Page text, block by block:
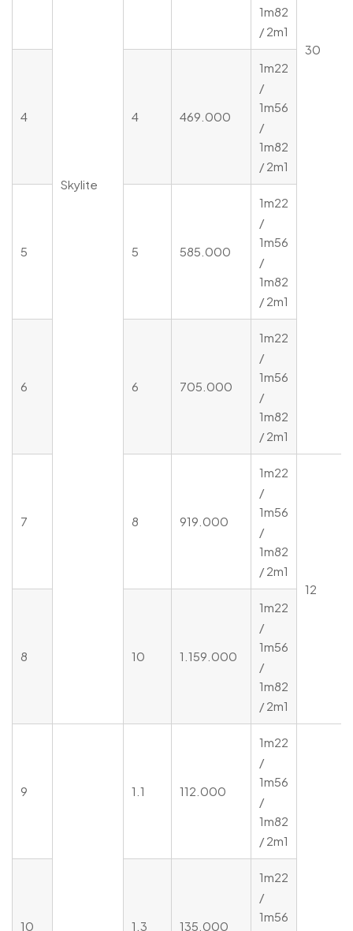
Skylite
30
1m82
/ 2m1
4 4 469.000
1m22
/
1m56
/
1m82
/ 2m1
5 5 585.000
1m22
/
1m56
/
1m82
/ 2m1
6 6 705.000
1m22
/
1m56
/
1m82
/ 2m1
7 8 919.000
1m22
/
1m56
/
1m82
/ 2m1
12
8 10 1.159.000
1m22
/
1m56
/
1m82
/ 2m1
9 1.1 112.000
1m22
/
1m56
/
1m82
/ 2m1
10 1.3 135.000
1m22
/
1m56